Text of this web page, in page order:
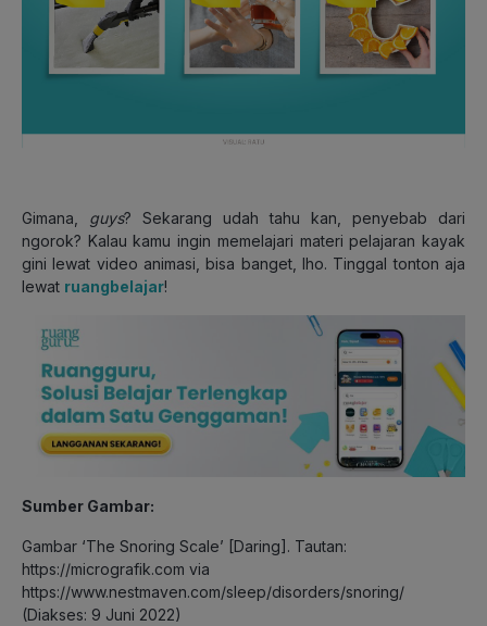
Gimana, guys? Sekarang udah tahu kan, penyebab dari
ngorok? Kalau kamu ingin memelajari materi pelajaran kayak
gini lewat video animasi, bisa banget, lho. Tinggal tonton aja
lewat ruangbelajar!
Sumber Gambar:
Gambar ‘The Snoring Scale’ [Daring]. Tautan:
https://micrografik.com via
https://www.nestmaven.com/sleep/disorders/snoring/
(Diakses: 9 Juni 2022)